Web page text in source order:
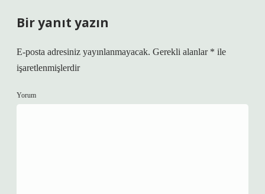
Bir yanıt yazın
E-posta adresiniz yayınlanmayacak. Gerekli alanlar * ile
işaretlenmişlerdir
Yorum